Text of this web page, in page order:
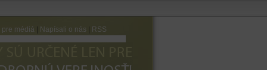
pre médiá Napísali o nás RSS
OPIÁTOCH